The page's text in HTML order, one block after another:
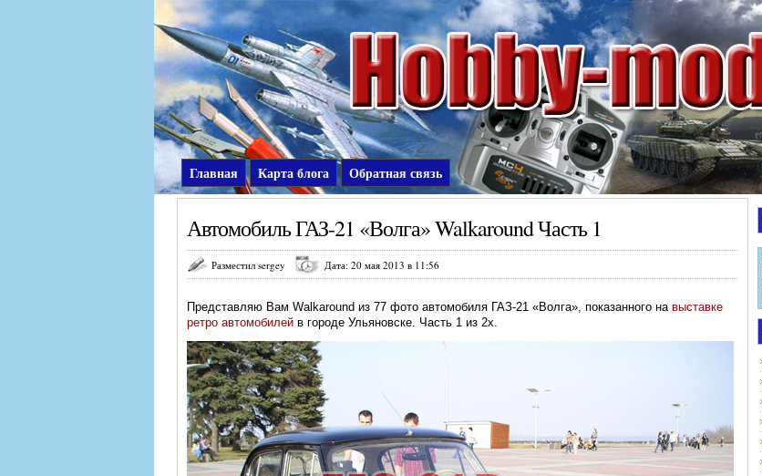
Главная Карта блога Обратная связь
Автомобиль ГАЗ-21 «Волга» Walkaround Часть 1
Разместил sergey Дата: 20 мая 2013 в 11:56
Представляю Вам Walkaround из 77 фото автомобиля ГАЗ-21 «Волга», показанного на выставке
ретро автомобилей в городе Ульяновске. Часть 1 из 2х.